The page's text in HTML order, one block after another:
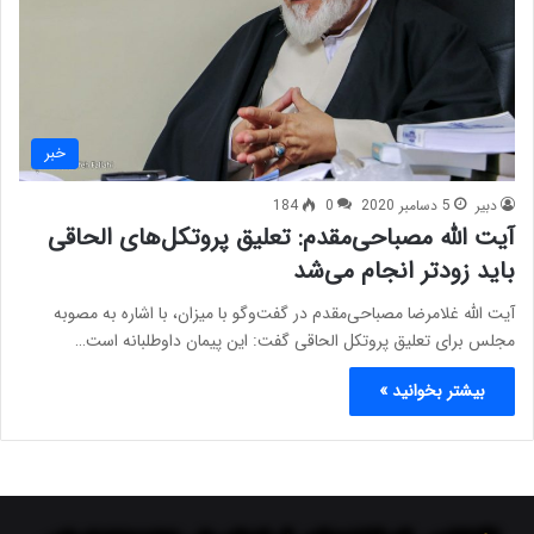
خبر
دبیر 5 دسامبر 2020 0
184
آیت الله مصباحی‌مقدم: تعلیق پروتکل‌های الحاقی
باید زودتر انجام می‌شد
آیت الله غلامرضا مصباحی‌مقدم در گفت‌وگو با میزان، با اشاره به مصوبه
مجلس برای تعلیق پروتکل‌ الحاقی گفت: این پیمان داوطلبانه است…
بیشتر بخوانید »